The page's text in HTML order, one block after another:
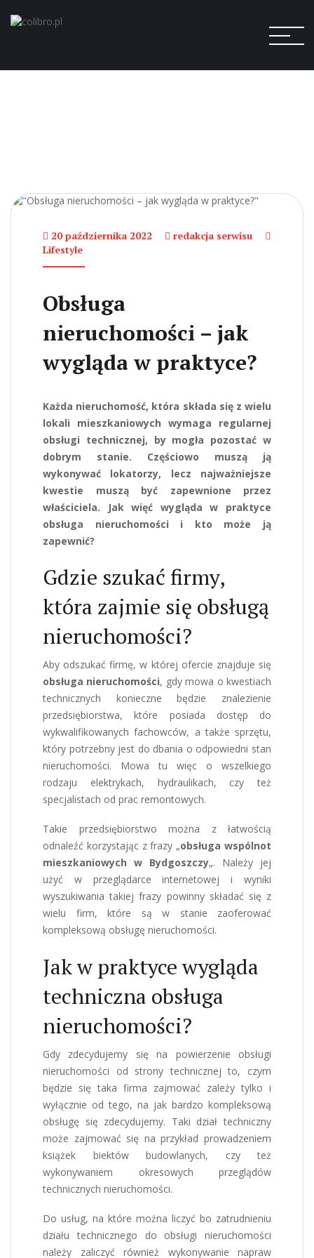
20 października 2022
redakcja serwisu
Lifestyle
Obsługa
nieruchomości – jak
wygląda w praktyce?
Każda nieruchomość, która składa się z wielu
lokali mieszkaniowych wymaga regularnej
obsługi technicznej, by mogła pozostać w
dobrym stanie. Częściowo muszą ją
wykonywać lokatorzy, lecz najważniejsze
kwestie muszą być zapewnione przez
właściciela. Jak więć wygląda w praktyce
obsługa nieruchomości i kto może ją
zapewnić?
Gdzie szukać firmy,
która zajmie się obsługą
nieruchomości?
Aby odszukać firmę, w której ofercie znajduje się
obsługa nieruchomości, gdy mowa o kwestiach
technicznych konieczne będzie znalezienie
przedsiębiorstwa, które posiada dostęp do
wykwalifikowanych fachowców, a także sprzętu,
który potrzebny jest do dbania o odpowiedni stan
nieruchomości. Mowa tu więc o wszelkiego
rodzaju elektrykach, hydraulikach, czy też
specjalistach od prac remontowych.
Takie przedsiębiorstwo można z łatwością
odnaleźć korzystając z frazy „obsługa wspólnot
mieszkaniowych w Bydgoszczy„. Należy jej
użyć w przeglądarce internetowej i wyniki
wyszukiwania takiej frazy powinny składać się z
wielu firm, które są w stanie zaoferować
kompleksową obsługę nieruchomości.
Jak w praktyce wygląda
techniczna obsługa
nieruchomości?
Gdy zdecydujemy się na powierzenie obsługi
nieruchomości od strony technicznej to, czym
będzie się taka firma zajmować zależy tylko i
wyłącznie od tego, na jak bardzo kompleksową
obsługę się zdecydujemy. Taki dział techniczny
może zajmować się na przykład prowadzeniem
książek biektów budowlanych, czy też
wykonywaniem okresowych przeglądów
technicznych nieruchomości.
Do usług, na które można liczyć bo zatrudnieniu
działu technicznego do obsługi nieruchomości
należy zaliczyć również wykonywanie napraw